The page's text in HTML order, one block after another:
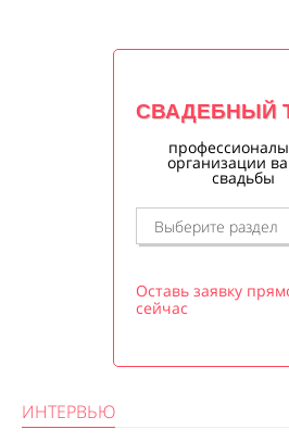
СВАДЕБНЫЙ
организации
свадьбы
Оставь заявку
сейчас
ИНТЕРВЬЮ